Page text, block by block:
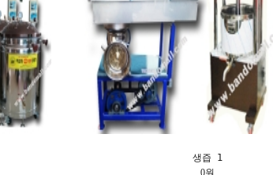
생즙 1
0원